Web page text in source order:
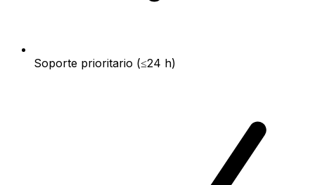
Soporte prioritario (≤24 h)